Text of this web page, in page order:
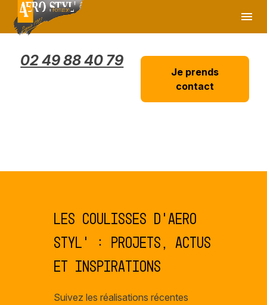
menu
02 49 88 40 79
Je prends
contact
Les coulisses d’AERO
STYL’ : projets, actus
et inspirations
Suivez les réalisations récentes
Panneau de gestion des cookies